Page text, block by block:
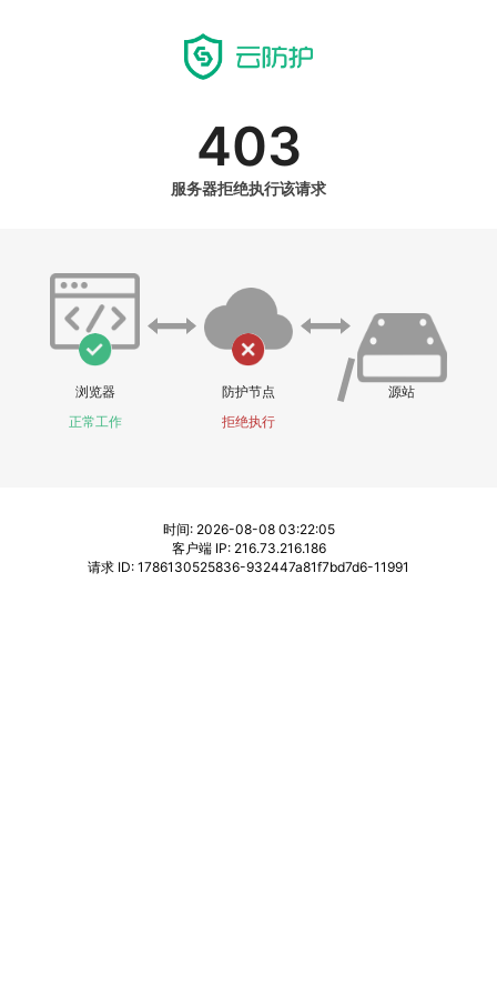
403
服务器拒绝执行该请求
浏览器
正常工作
防护节点
拒绝执行
源站
时间: 2026-08-08 03:22:05
客户端 IP: 216.73.216.186
请求 ID: 1786130525836-932447a81f7bd7d6-11991